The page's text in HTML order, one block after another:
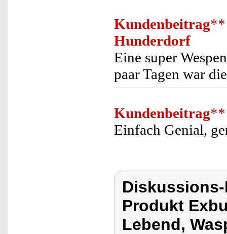
Kundenbeitrag**
Hunderdorf
Eine super
paar Tagen war
Kundenbeitrag**
Einfach Genial,
Produkt
Lebend,